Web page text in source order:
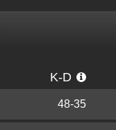
K-D
48-35